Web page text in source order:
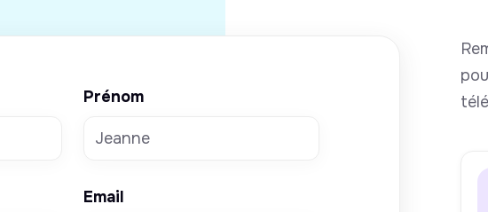
Prénom
Email